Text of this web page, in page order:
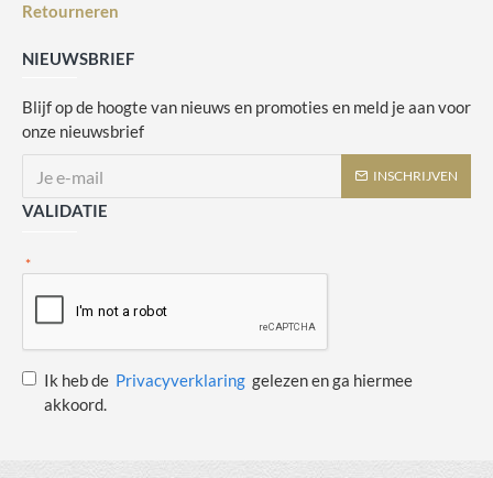
Retourneren
NIEUWSBRIEF
Blijf op de hoogte van nieuws en promoties en meld je aan voor
onze nieuwsbrief
INSCHRIJVEN
VALIDATIE
Ik heb de Privacyverklaring gelezen en ga hiermee
akkoord.